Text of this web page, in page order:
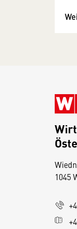
1045